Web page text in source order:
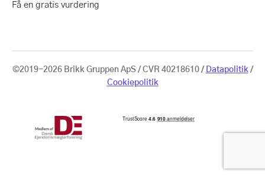
Få en gratis vurdering
©2019-2026 Brikk Gruppen ApS / CVR 40218610 / Datapolitik/
Cookiepolitik